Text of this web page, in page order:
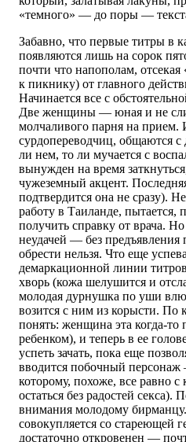
«темного» — до поры —
Забавно, что первые титры в
появляются лишь на сорок
почти что напополам,
к пикнику) от главного
Начинается все с
Две женщины — юная и не
молчаливого парня на прием.
сурдопереводчиц, общаются с
ли нем, то ли мучается с
вынужден на время
чужеземный акцент.
подтвердится она не сразу).
работу в Таиланде,
получить справку от врача.
неудачей — без
обрести нельзя. Что еще
демаркационной линии
хворь (кожа шелушится и
молодая дурнушка по уши
возится с ним из корысти. По
понять: женщина эта когда-то
ребенком), и теперь в ее
успеть зачать, пока еще
вводится побочный
которому, похоже, все равно
остаться без радостей секса).
внимания молодому
совокупляется со стареющей
достаточно откровенен —